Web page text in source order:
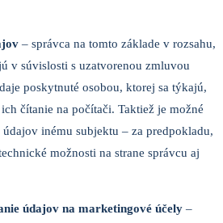
– správca na tomto základe v rozsahu,
v súvislosti s uzatvorenou zmluvou
poskytnuté osobou, ktorej sa týkajú,
čítanie na počítači. Taktiež je možné
inému subjektu – za predpokladu,
možnosti na strane správcu aj
údajov na marketingové účely –